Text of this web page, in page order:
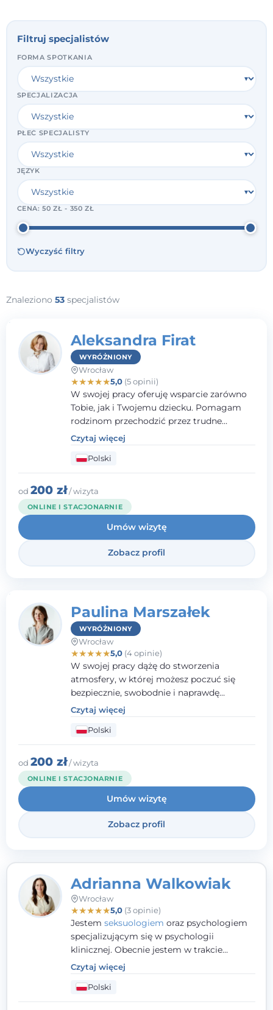
Filtruj specjalistów
FORMA SPOTKANIA
SPECJALIZACJA
PŁEĆ SPECJALISTY
JĘZYK
CENA:50 ZŁ - 350 ZŁ
Wyczyść filtry
Znaleziono 53 specjalistów
Aleksandra Firat
WYRÓŻNIONY
Wrocław
★★★★★5,0(5 opinii)
W swojej pracy oferuję wsparcie zarówno
Tobie, jak i Twojemu dziecku. Pomagam
rodzinom przechodzić przez trudne
momenty, opierając współpracę na
wzajemnym zaufaniu i otwartej
komunikacji. Posiadam doświadczenie w
pracy z dziećmi i młodzieżą mierzącymi się
z różnorodnymi trudnościami
emocjonalnymi oraz rozwojowymi.
Czytaj więcej
Polski
od 200 zł/ wizyta
ONLINE I STACJONARNIE
Umów wizytę
Zobacz profil
Paulina Marszałek
WYRÓŻNIONY
Wrocław
★★★★★5,0(4 opinie)
W swojej pracy dążę do stworzenia
atmosfery, w której możesz poczuć się
bezpiecznie, swobodnie i naprawdę
wysłuchany(-a). Zależy mi na
towarzyszeniu Ci w drodze do większego
dobrostanu, lepszego poznania siebie oraz
budowania wartościowych i
satysfakcjonujących relacji - zarówno z
innymi, jak i z samym sobą. Możliwość
bycia częścią tego procesu traktuję jako
duże wyróżnienie.
Czytaj więcej
Polski
od 200 zł/ wizyta
ONLINE I STACJONARNIE
Umów wizytę
Zobacz profil
Adrianna Walkowiak
Wrocław
★★★★★5,0(3 opinie)
Jestem seksuologiem oraz psychologiem
specjalizującym się w psychologii
klinicznej. Obecnie jestem w trakcie
szkolenia na psychoterapeutę
systemowego. Posiadam status członka
nadzwyczajnego Wielkopolskiego
TowarzystwaTerapii Systemowejoraz
Czytaj więcej
Polski